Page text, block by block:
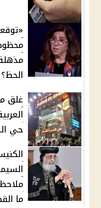
الحظ؟
غلق
حي
ما